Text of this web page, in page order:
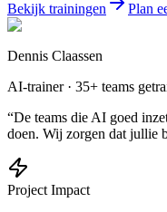
Bekijk trainingen Plan
Dennis Claassen
AI-trainer · 35+ teams
“De teams die AI goed
doen. Wij zorgen dat jullie
Project Impact